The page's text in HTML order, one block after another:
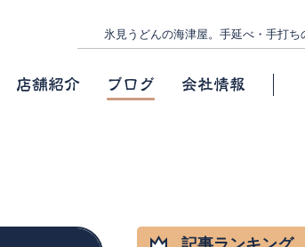
氷見うどんの海津屋。 手延べ・手打ち
店舗紹介 ブログ 会社情報